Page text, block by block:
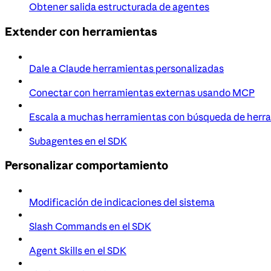
Obtener salida estructurada de agentes
Extender con herramientas
Dale a Claude herramientas personalizadas
Conectar con herramientas externas usando MCP
Escala a muchas herramientas con búsqueda de
Subagentes en el SDK
Personalizar comportamiento
Modificación de indicaciones del sistema
Slash Commands en el SDK
Agent Skills en el SDK